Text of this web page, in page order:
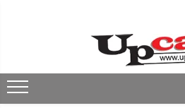
Electrice si Electronice